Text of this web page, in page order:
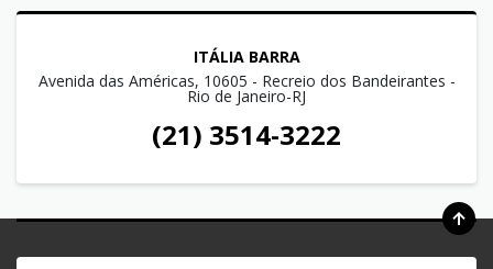
ITÁLIA BARRA
Avenida das Américas, 10605 - Recreio dos Bandeirantes -
Rio de Janeiro-RJ
(21) 3514-3222